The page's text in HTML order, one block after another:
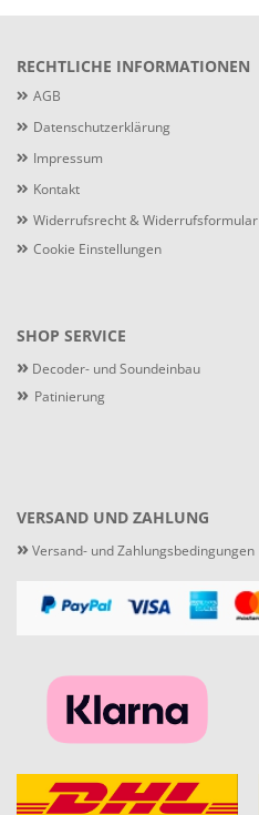
RECHTLICHE INFORMATIONEN
AGB
Datenschutzerklärung
Impressum
Kontakt
Widerrufsrecht & Widerrufsformular
Cookie Einstellungen
SHOP SERVICE
» Decoder- und Soundeinbau
» Patinierung
VERSAND UND ZAHLUNG
» Versand- und Zahlungsbedingungen